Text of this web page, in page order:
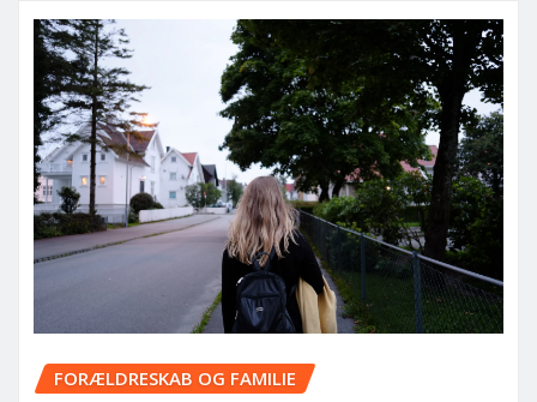
FORÆLDRESKAB OG FAMILIE